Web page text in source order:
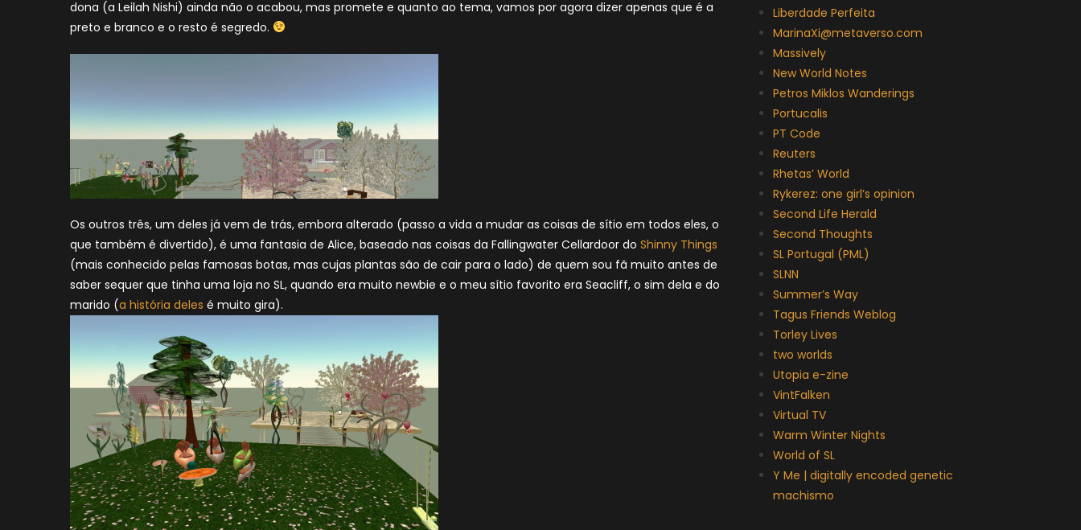
dona (a Leilah Nishi) ainda não o acabou, mas promete e quanto ao tema, vamos por agora dizer apenas que é a
preto e branco e o resto é segredo.
Os outros três, um deles já vem de trás, embora alterado (passo a vida a mudar as coisas de sítio em todos eles, o
que também é divertido), é uma fantasia de Alice, baseado nas coisas da Fallingwater Cellardoor do Shinny Things
(mais conhecido pelas famosas botas, mas cujas plantas são de cair para o lado) de quem sou fã muito antes de
saber sequer que tinha uma loja no SL, quando era muito newbie e o meu sítio favorito era Seacliff, o sim dela e do
marido (a história deles é muito gira).
Liberdade Perfeita
MarinaXi@metaverso.com
Massively
New World Notes
Petros Miklos Wanderings
Portucalis
PT Code
Reuters
Rhetas’ World
Rykerez: one girl’s opinion
Second Life Herald
Second Thoughts
SL Portugal (PML)
SLNN
Summer’s Way
Tagus Friends Weblog
Torley Lives
two worlds
Utopia e-zine
VintFalken
Virtual TV
Warm Winter Nights
World of SL
Y Me | digitally encoded genetic
machismo